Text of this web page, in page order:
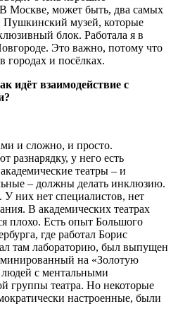
Москве, может быть, два самых
Пушкинский музей, которые
блок. Работала я в
Это важно, потому что
городах и посёлках.
идёт взаимодействие с
и сложно, и просто.
разнарядку, у него есть
театры – и
– должны делать инклюзию.
У них нет специалистов, нет
В академических театрах
плохо. Есть опыт Большого
где работал Борис
там лабораторию, был выпущен
на «Золотую
с ментальными
группы театра. Но некоторые
настроенные, были